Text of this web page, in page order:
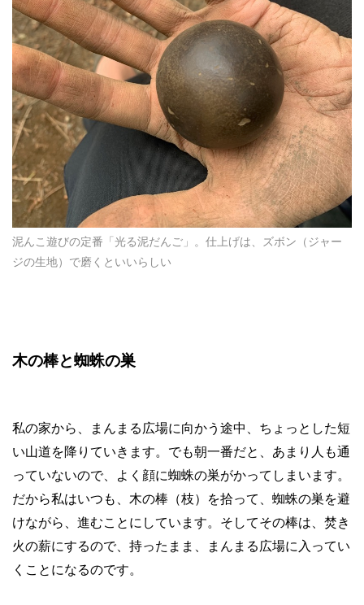
泥んこ遊びの定番「光る泥だんご」。仕上げは、ズボン（ジャー
ジの生地）で磨くといいらしい
木の棒と蜘蛛の巣
私の家から、まんまる広場に向かう途中、ちょっとした短
い山道を降りていきます。でも朝一番だと、あまり人も通
っていないので、よく顔に蜘蛛の巣がかってしまいます。
だから私はいつも、木の棒（枝）を拾って、蜘蛛の巣を避
けながら、進むことにしています。そしてその棒は、焚き
火の薪にするので、持ったまま、まんまる広場に入ってい
くことになるのです。